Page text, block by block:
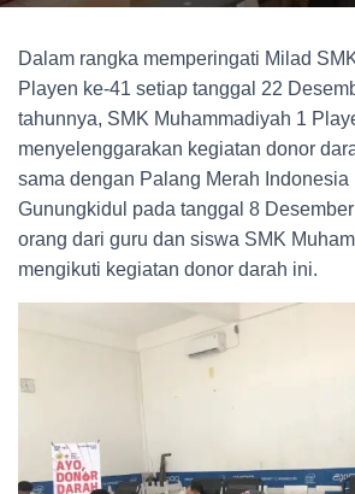
Dalam rangka memperingati Milad
Playen ke-41 setiap tanggal 22
tahunnya, SMK Muhammadiyah 1
menyelenggarakan kegiatan donor
sama dengan Palang Merah Indonesia
Gunungkidul pada tanggal 8
orang dari guru dan siswa SMK
mengikuti kegiatan donor darah ini.